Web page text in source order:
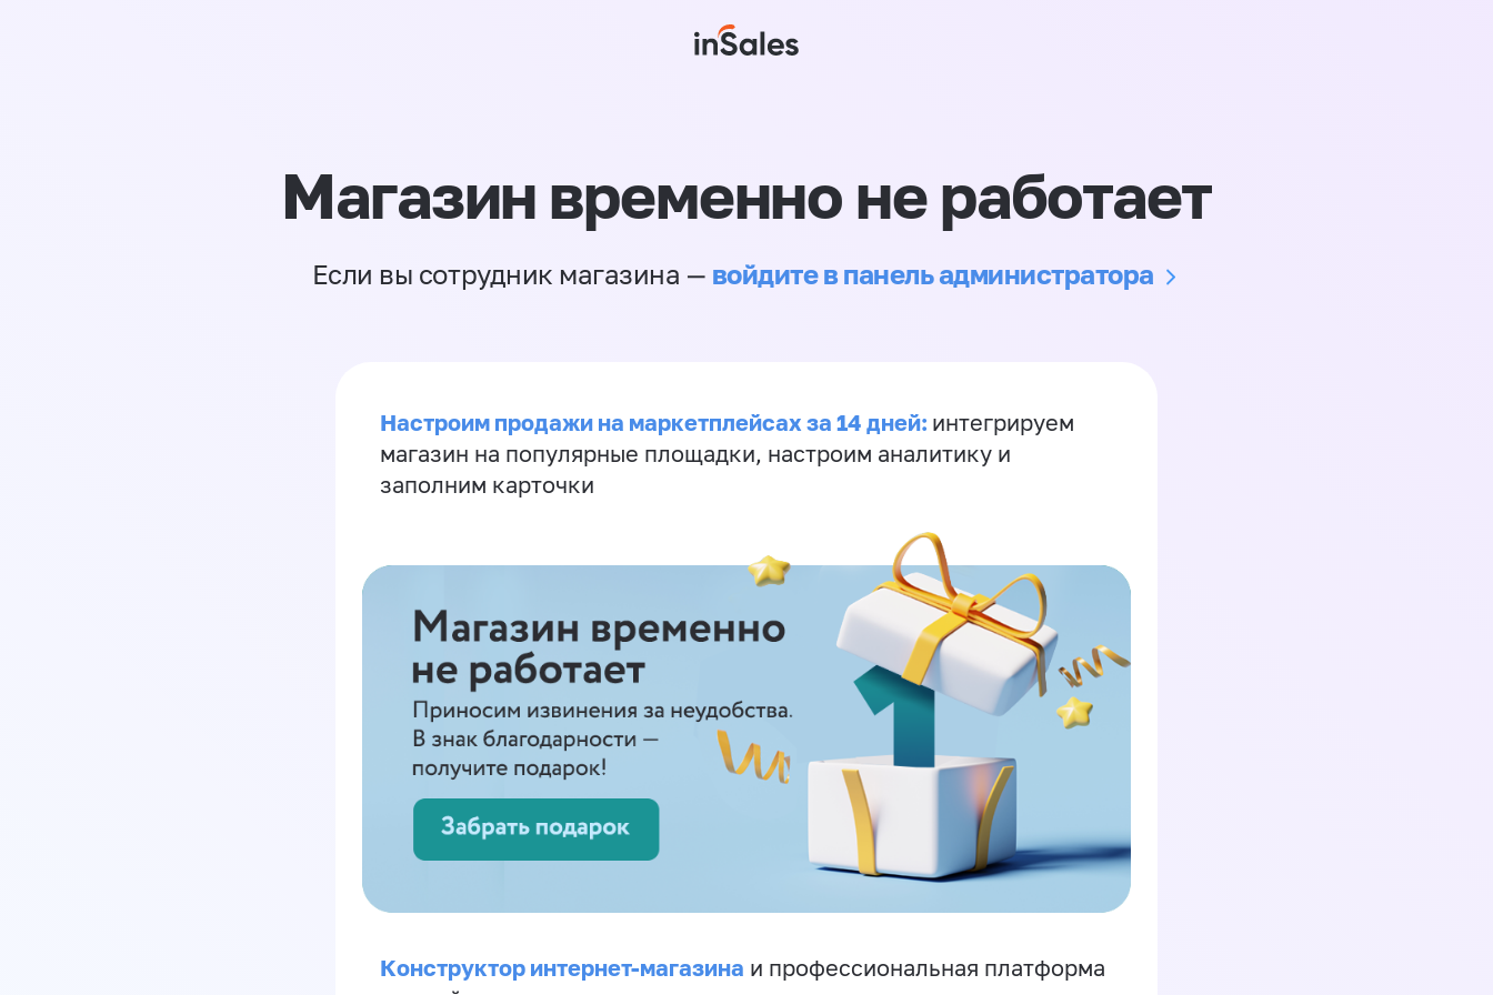
Магазин временно не работает
Если вы сотрудник магазина — войдите в панель администратора
Настроим продажи на маркетплейсах за 14 дней: интегрируем
магазин на популярные площадки, настроим аналитику и
заполним карточки
Конструктор интернет-магазина и профессиональная платформа